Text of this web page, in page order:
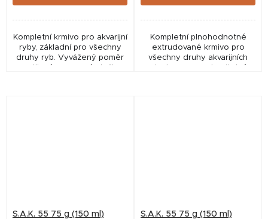
Kompletní krmivo pro akvarijní
ryby, základní pro všechny
druhy ryb. Vyvážený poměr
rostlinné a masové složky
Kompletní plnohodnotné
extrudované krmivo pro
všechny druhy akvarijních
ryb. Je vysoce stravitelné,
S.A.K. 55 75 g (150 ml)
S.A.K. 55 75 g (150 ml)